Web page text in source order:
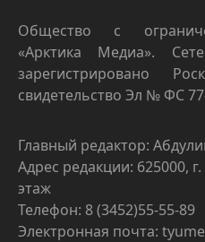
Общество с
«Арктика Медиа».
зарегистрировано
свидетельство Эл № ФС
Главный редактор:
Адрес редакции: 625000,
этаж
Телефон: 8 (3452)55-55-89
Электронная почта: